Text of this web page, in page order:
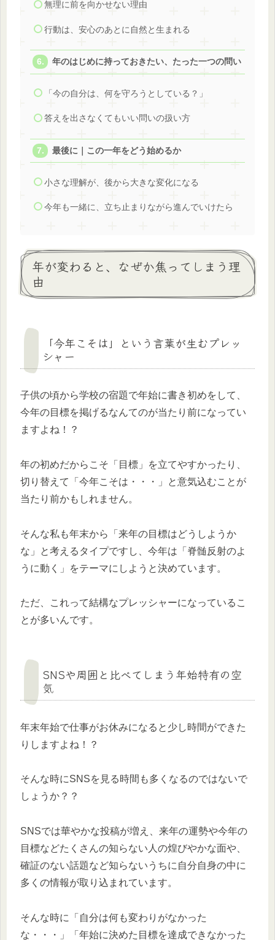
無理に前を向かせない理由
行動は、安心のあとに自然と生まれる
年のはじめに持っておきたい、たった一つの問い
「今の自分は、何を守ろうとしている？」
答えを出さなくてもいい問いの扱い方
最後に｜この一年をどう始めるか
小さな理解が、後から大きな変化になる
今年も一緒に、立ち止まりながら進んでいけたら
年が変わると、なぜか焦ってしまう理
由
「今年こそは」という言葉が生むプレッ
シャー
子供の頃から学校の宿題で年始に書き初めをして、
今年の目標を掲げるなんてのが当たり前になってい
ますよね！？
年の初めだからこそ「目標」を立てやすかったり、
切り替えて「今年こそは・・・」と意気込むことが
当たり前かもしれません。
そんな私も年末から「来年の目標はどうしようか
な」と考えるタイプですし、今年は「脊髄反射のよ
うに動く」をテーマにしようと決めています。
ただ、これって結構なプレッシャーになっているこ
とが多いんです。
SNSや周囲と比べてしまう年始特有の空
気
年末年始で仕事がお休みになると少し時間ができた
りしますよね！？
そんな時にSNSを見る時間も多くなるのではないで
しょうか？？
SNSでは華やかな投稿が増え、来年の運勢や今年の
目標などたくさんの知らない人の煌びやかな面や、
確証のない話題など知らないうちに自分自身の中に
多くの情報が取り込まれています。
そんな時に「自分は何も変わりがなかった
な・・・」「年始に決めた目標を達成できなかった